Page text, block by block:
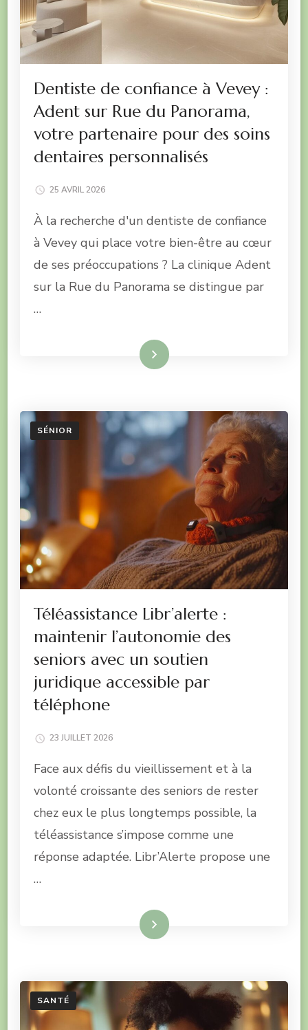
Dentiste de confiance à Vevey :
Adent sur Rue du Panorama,
votre partenaire pour des soins
dentaires personnalisés
25 AVRIL 2026
À la recherche d'un dentiste de confiance
à Vevey qui place votre bien-être au cœur
de ses préoccupations ? La clinique Adent
sur la Rue du Panorama se distingue par
…
Lire la suite
SÉNIOR
Téléassistance Libr’alerte :
maintenir l’autonomie des
seniors avec un soutien
juridique accessible par
téléphone
23 JUILLET 2026
Face aux défis du vieillissement et à la
volonté croissante des seniors de rester
chez eux le plus longtemps possible, la
téléassistance s’impose comme une
réponse adaptée. Libr’Alerte propose une
…
Lire la suite
SANTÉ